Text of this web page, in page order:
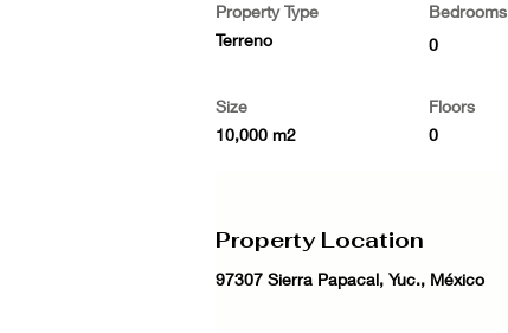
Property Type
Terreno
Bedrooms
0
Size
10,000 m2
Floors
0
Property Location
97307 Sierra Papacal, Yuc., México